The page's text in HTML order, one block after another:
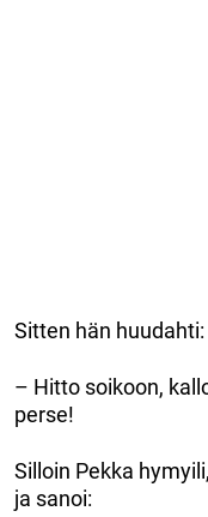
Sitten hän huudahti:
– Hitto soikoon,
perse!
Silloin Pekka
ja sanoi: